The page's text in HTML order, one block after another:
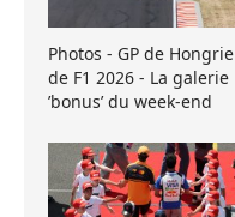
Photos - GP de Hongrie
de F1 2026 - La galerie
’bonus’ du week-end